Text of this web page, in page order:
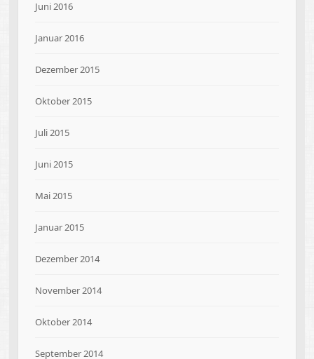
Juni 2016
Januar 2016
Dezember 2015
Oktober 2015
Juli 2015
Juni 2015
Mai 2015
Januar 2015
Dezember 2014
November 2014
Oktober 2014
September 2014